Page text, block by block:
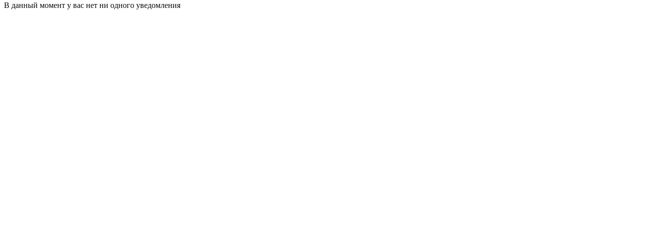
В данный момент у вас нет ни одного уведомления